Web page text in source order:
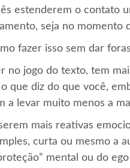
estenderem o contato
seja no momento
fazer isso sem dar
no jogo do texto, tem
que diz do que você,
a levar muito menos a
mais reativas
curta ou mesmo a
mental ou do